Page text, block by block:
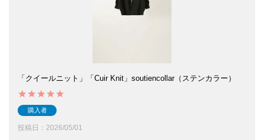
「クイールニット」「Cuir Knit」soutiencollar（ステンカラー）
購入者
投稿日 2026/05/01